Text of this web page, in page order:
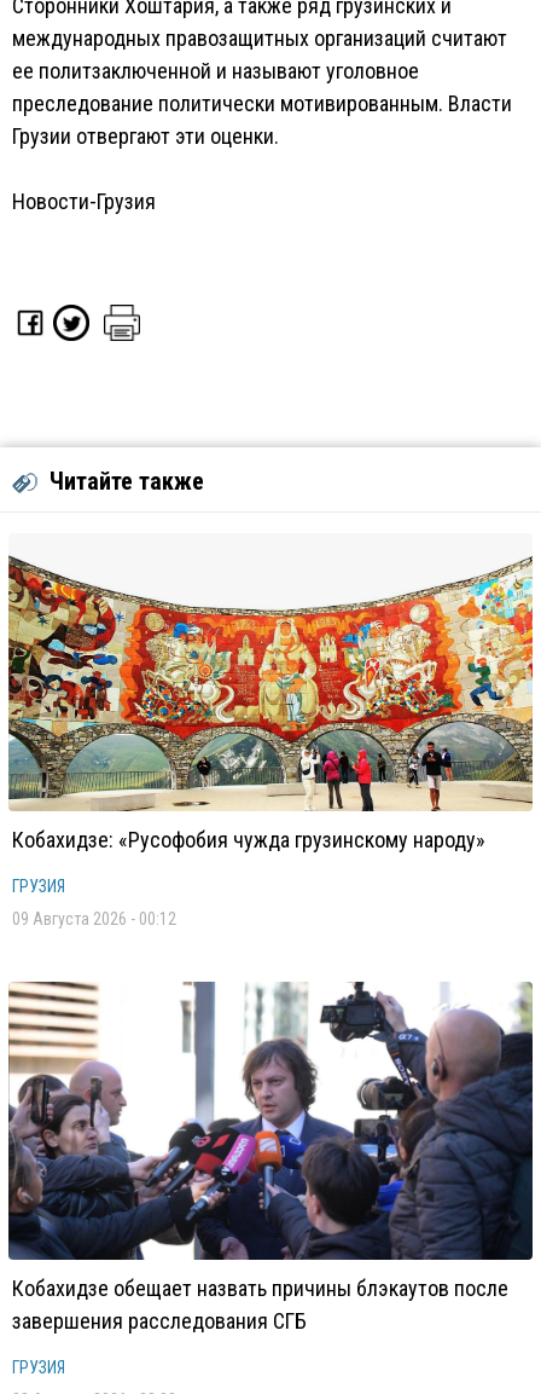
Сторонники Хоштария, а также ряд грузинских и
международных правозащитных организаций считают
ее политзаключенной и называют уголовное
преследование политически мотивированным. Власти
Грузии отвергают эти оценки.
Новости-Грузия
Читайте также
Кобахидзе: «Русофобия чужда грузинскому народу»
ГРУЗИЯ
09 Августа 2026 - 00:12
Кобахидзе обещает назвать причины блэкаутов после
завершения расследования СГБ
ГРУЗИЯ